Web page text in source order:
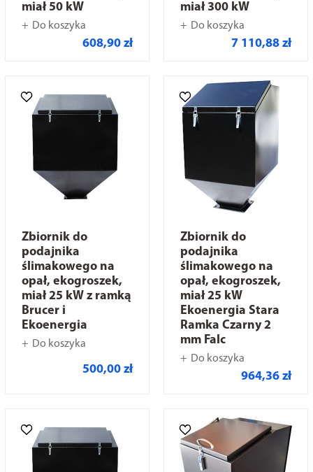
miał 50 kW
Do koszyka
608,90 zł
miał 300 kW
Do koszyka
7 110,88 zł
Zbiornik do
podajnika
ślimakowego na
opał, ekogroszek,
miał 25 kW z ramką
Brucer i
Ekoenergia
Do koszyka
500,00 zł
Zbiornik do
podajnika
ślimakowego na
opał, ekogroszek,
miał 25 kW
Ekoenergia Stara
Ramka Czarny 2
mm Falc
Do koszyka
964,36 zł